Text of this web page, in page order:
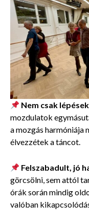
Nem csak
mozdulatok
a mozgás harmóniája
élvezzétek a táncot.
Felszabadult, jó
görcsölni, sem attól
órák során mindig
valóban